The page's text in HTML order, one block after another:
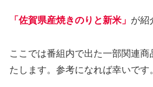
「佐賀県産焼きのりと新米」 が紹
ここでは番組内で出た一部関連
たします。参考になれば幸いです